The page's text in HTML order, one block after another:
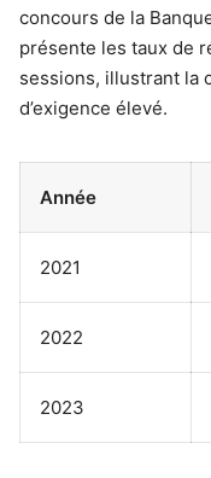
concours de la
présente les taux de
sessions, illustrant la
d’exigence élevé.
Année
2021
2022
2023